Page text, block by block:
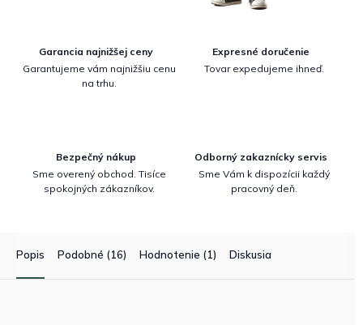
Garancia najnižšej ceny
Garantujeme vám najnižšiu cenu
na trhu.
Expresné doručenie
Tovar expedujeme ihneď.
Bezpečný nákup
Sme overený obchod. Tisíce
spokojných zákazníkov.
Odborný zakaznícky servis
Sme Vám k dispozícii každý
pracovný deň.
Popis Podobné (16) Hodnotenie (1) Diskusia